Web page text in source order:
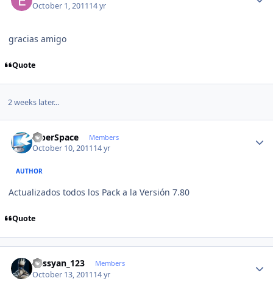
October 1, 201114 yr
gracias amigo
Quote
2 weeks later...
CiberSpace Members
October 10, 201114 yr
AUTHOR
Actualizados todos los Pack a la Versión 7.80
Quote
kassyan_123 Members
October 13, 201114 yr